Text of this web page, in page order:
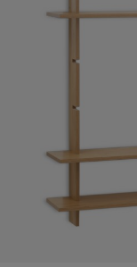
kreveta
kreveta sa
rasvjeta